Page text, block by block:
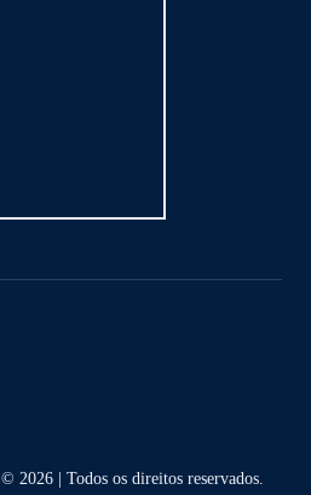
2026 | Todos os direitos reservados.